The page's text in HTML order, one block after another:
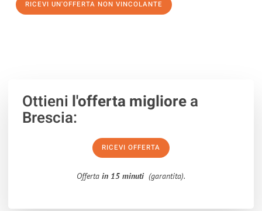
RICEVI UN'OFFERTA NON VINCOLANTE
Ottieni l'offerta migliorea
Brescia:
RICEVI OFFERTA
Offerta in 15 minuti (garantita).